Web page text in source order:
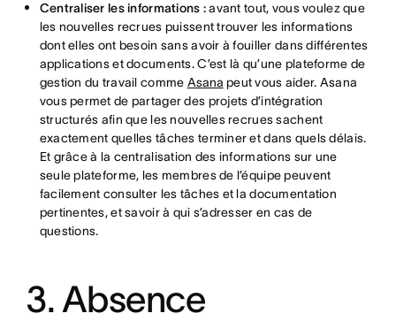
Centraliser les informations :avant tout, vous voulez que
les nouvelles recrues puissent trouver les informations
dont elles ont besoin sans avoir à fouiller dans différentes
applications et documents. C’est là qu’une plateforme de
gestion du travail comme Asana peut vous aider. Asana
vous permet de partager des projets d’intégration
structurés afin que les nouvelles recrues sachent
exactement quelles tâches terminer et dans quels délais.
Et grâce à la centralisation des informations sur une
seule plateforme, les membres de l’équipe peuvent
facilement consulter les tâches et la documentation
pertinentes, et savoir à qui s’adresser en cas de
questions.
3. Absence